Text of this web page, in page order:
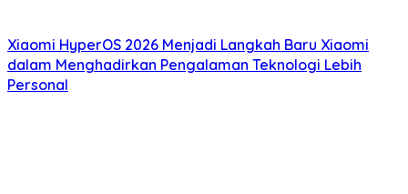
Xiaomi HyperOS 2026 Menjadi Langkah Baru Xiaomi
dalam Menghadirkan Pengalaman Teknologi Lebih
Personal